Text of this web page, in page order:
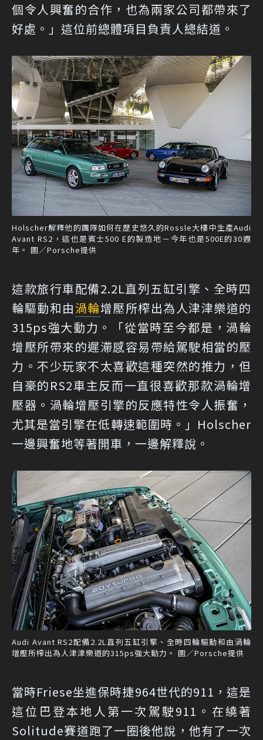
個令人興奮的合作，也為兩家公司都帶來了
好處。」這位前總體項目負責人總結道。
Holscher解釋他的團隊如何在歷史悠久的Rossle大樓中生產Audi
Avant RS2，這也是賓士500 E的製造地－今年也是500E的30週
年。 圖／Porsche提供
這款旅行車配備2.2L直列五缸引擎、全時四
輪驅動和由渦輪增壓所榨出為人津津樂道的
315ps強大動力。「從當時至今都是，渦輪
增壓所帶來的遲滯感容易帶給駕駛相當的壓
力。不少玩家不太喜歡這種突然的推力，但
自豪的RS2車主反而一直很喜歡那款渦輪增
壓器。渦輪增壓引擎的反應特性令人振奮，
尤其是當引擎在低轉速範圍時。」Holscher
一邊興奮地等著開車，一邊解釋說。
Audi Avant RS2配備2.2L直列五缸引擎、全時四輪驅動和由渦輪
增壓所榨出為人津津樂道的315ps強大動力。 圖／Porsche提供
當時Friese坐進保時捷964世代的911，這是
這位巴登本地人第一次駕駛911。在繞著
Solitude賽道跑了一圈後他說，他有了一次